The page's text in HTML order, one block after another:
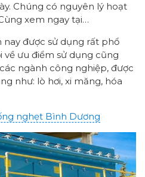
Chúng có nguyên lý hoạt
xem ngay tại…
nay được sử dụng rất phổ
về ưu điểm sử dụng cũng
ngành công nghiệp, được
như: lò hơi, xi măng, hóa
nghẹt Bình Dương